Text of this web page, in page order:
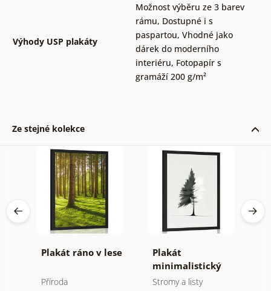
Výhody USP plakáty
Možnost výběru ze 3 barev
rámu, Dostupné i s
paspartou, Vhodné jako
dárek do moderního
interiéru, Fotopapír s
gramáží 200 g/m²
Ze stejné kolekce
Plakát ráno v lese
Příroda
Plakát
minimalistický
jehličnatý strom
Stromy a listy